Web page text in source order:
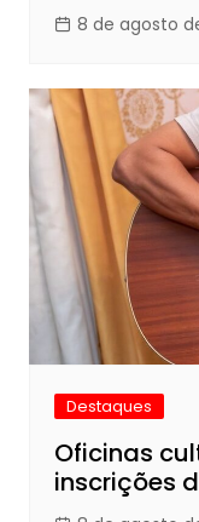
8 de agosto
Destaques
Oficinas
inscrições